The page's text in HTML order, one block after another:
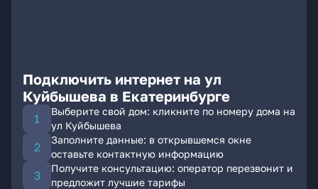
Подключить интернет на ул
Куйбышева в Екатеринбурге
Выберите свой дом: кликните по номеру дома на
ул Куйбышева
Заполните данные: в открывшемся окне
оставьте контактную информацию
Получите консультацию: оператор перезвонит и
предложит лучшие тарифы